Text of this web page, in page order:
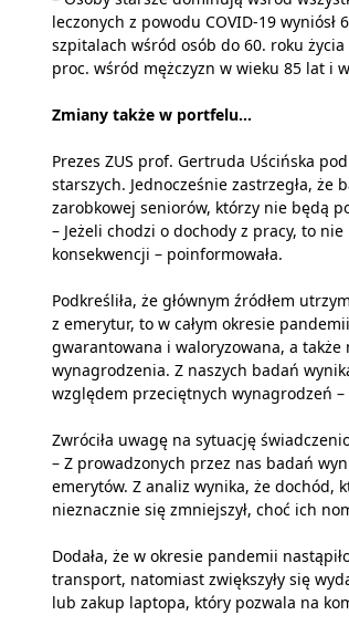
leczonych z powodu COVID-19
szpitalach wśród osób do 60. roku
proc. wśród mężczyzn w wieku 85 lat i
Zmiany także w portfelu...
Prezes ZUS prof. Gertruda Uścińska
starszych. Jednocześnie zastrzegła,
zarobkowej seniorów, którzy nie będą
– Jeżeli chodzi o dochody z pracy, to
konsekwencji – poinformowała.
Podkreśliła, że głównym źródłem
z emerytur, to w całym okresie
gwarantowana i waloryzowana, a
wynagrodzenia. Z naszych badań
względem przeciętnych wynagrodzeń –
Zwróciła uwagę na sytuację
– Z prowadzonych przez nas badań
emerytów. Z analiz wynika, że dochód,
nieznacznie się zmniejszył, choć ich
Dodała, że w okresie pandemii
transport, natomiast zwiększyły się
lub zakup laptopa, który pozwala na